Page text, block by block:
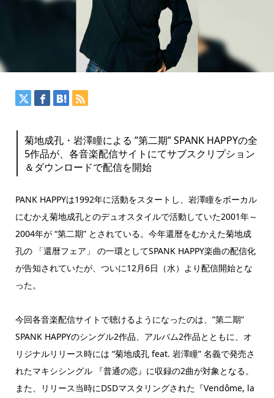
菊地成孔・岩澤瞳による ”第二期” SPANK HAPPYの全
5作品が、各音楽配信サイトにてサブスクリプション
＆ダウンロードで配信を開始
PANK HAPPYは1992年に活動をスタートし、岩澤瞳をボーカル
にむかえ菊地成孔とのデュオスタイルで活動していた2001年～
2004年が “第二期” とされている。今年還暦をむかえた菊地成
孔の 「還暦フェア」 の一環としてSPANK HAPPY楽曲の配信化
が告知されていたが、ついに12月6日（水）より配信開始とな
った。
今回各音楽配信サイトで聴けるようになったのは、”第二期”
SPANK HAPPYのシングル2作品、アルバム2作品とともに、オ
リジナルリリース時には “菊地成孔 feat. 岩澤瞳” 名義で発売さ
れたマキシシングル 『普通の恋』に収録の2曲が対象となる。
また、リリース当時にDSDマスタリングされた『Vendôme, la